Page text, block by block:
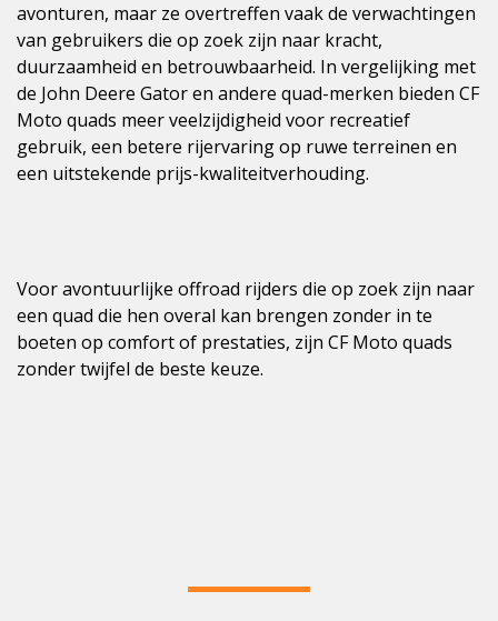
avonturen, maar ze overtreffen vaak de verwachtingen
van gebruikers die op zoek zijn naar kracht,
duurzaamheid en betrouwbaarheid. In vergelijking met
de John Deere Gator en andere quad-merken bieden CF
Moto quads meer veelzijdigheid voor recreatief
gebruik, een betere rijervaring op ruwe terreinen en
een uitstekende prijs-kwaliteitverhouding.
Voor avontuurlijke offroad rijders die op zoek zijn naar
een quad die hen overal kan brengen zonder in te
boeten op comfort of prestaties, zijn CF Moto quads
zonder twijfel de beste keuze.